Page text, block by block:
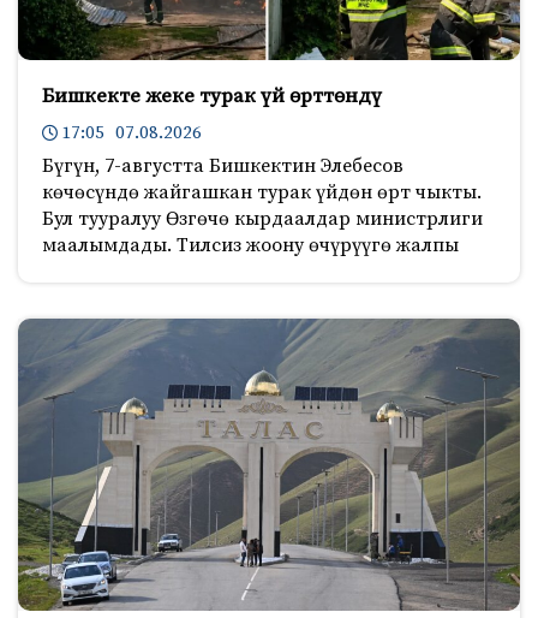
Бишкекте жеке турак үй өрттөндү
17:05 07.08.2026
Бүгүн, 7-августта Бишкектин Элебесов
көчөсүндө жайгашкан турак үйдөн өрт чыкты.
Бул тууралуу Өзгөчө кырдаалдар министрлиги
маалымдады. Тилсиз жоону өчүрүүгө жалпы